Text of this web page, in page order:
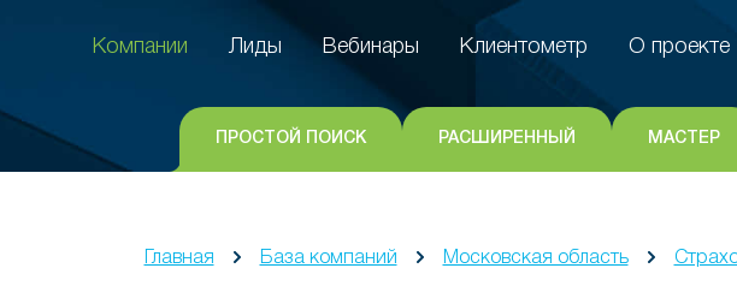
Клиентометр
Компании
Лиды Вебинары Клиентометр О проекте
ПРОСТОЙ ПОИСК РАСШИРЕННЫЙ МАСТЕР
Главная База компаний Московская область